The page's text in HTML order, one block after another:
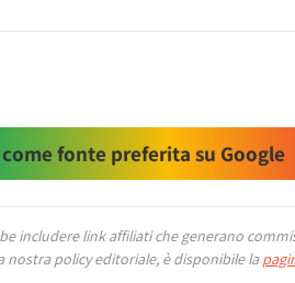
fonte preferita su Google
includere link affiliati che generano
nostra policy editoriale, è disponibile la